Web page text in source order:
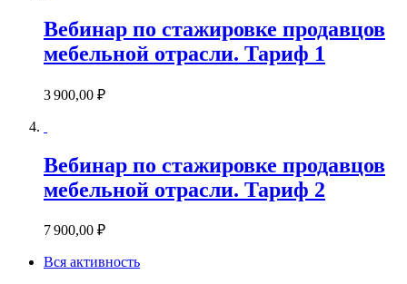
Вебинар по стажировке продавцов
мебельной отрасли. Тариф 1
3 900,00 ₽
Вебинар по стажировке продавцов
мебельной отрасли. Тариф 2
7 900,00 ₽
Вся активность